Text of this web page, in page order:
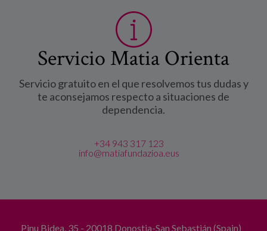
Servicio Matia Orienta
Servicio gratuito en el que resolvemos tus dudas y
te aconsejamos respecto a situaciones de
dependencia.
+34 943 317 123
info@matiafundazioa.eus
Pinu Bidea, 35 - 20018 Donostia-San Sebastián (Spain)